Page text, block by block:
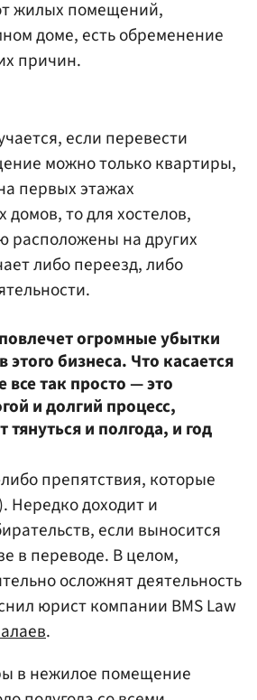
жилых помещений,
доме, есть обременение
причин.
если перевести
можно только квартиры,
первых этажах
то для хостелов,
расположены на других
либо переезд, либо
огромные убытки
этого бизнеса. Что касается
все так просто — это
и долгий процесс,
и полгода, и год
препятствия, которые
Нередко доходит и
если выносится
в переводе. В целом,
осложнят деятельность
юрист компании BMS Law
.
в нежилое помещение